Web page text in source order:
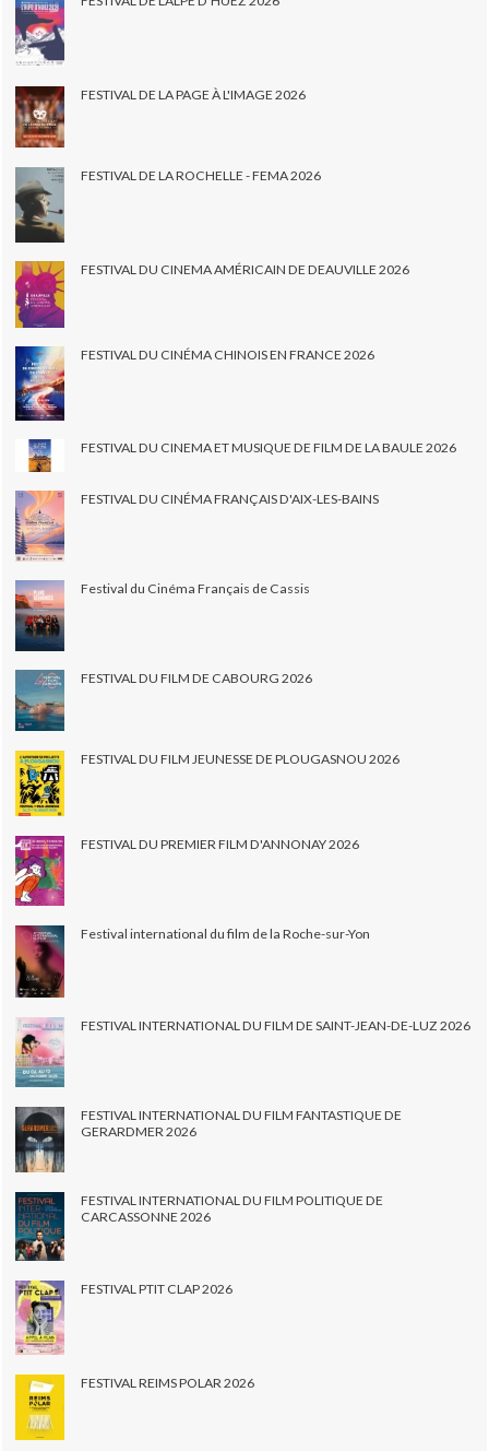
FESTIVAL DE LA PAGE À L'IMAGE 2026
FESTIVAL DE LA ROCHELLE - FEMA 2026
FESTIVAL DU CINEMA AMÉRICAIN DE DEAUVILLE 2026
FESTIVAL DU CINÉMA CHINOIS EN FRANCE 2026
FESTIVAL DU CINEMA ET MUSIQUE DE FILM DE LA BAULE 2026
FESTIVAL DU CINÉMA FRANÇAIS D'AIX-LES-BAINS
Festival du Cinéma Français de Cassis
FESTIVAL DU FILM DE CABOURG 2026
FESTIVAL DU FILM JEUNESSE DE PLOUGASNOU 2026
FESTIVAL DU PREMIER FILM D'ANNONAY 2026
Festival international du film de la Roche-sur-Yon
FESTIVAL INTERNATIONAL DU FILM DE SAINT-JEAN-DE-LUZ 2026
FESTIVAL INTERNATIONAL DU FILM FANTASTIQUE DE
GERARDMER 2026
FESTIVAL INTERNATIONAL DU FILM POLITIQUE DE
CARCASSONNE 2026
FESTIVAL PTIT CLAP 2026
FESTIVAL REIMS POLAR 2026